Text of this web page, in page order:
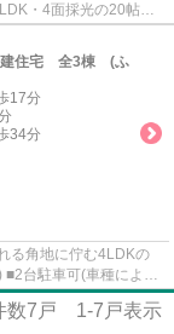
・4面採光の20帖以
駐...
建住宅 全3棟 (ふ
17分
34分
る角地に佇む4LDKの
数7 戸 1-7 戸表示